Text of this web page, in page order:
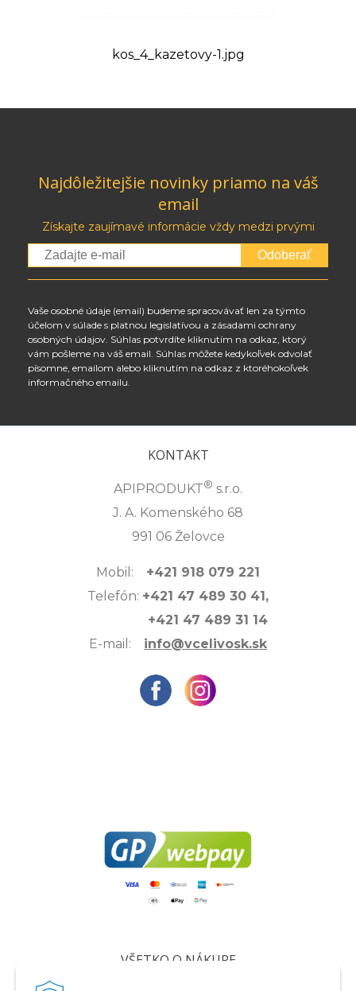
kos_4_kazetovy-1.jpg
Najdôležitejšie novinky priamo na váš
email
Získajte zaujímavé informácie vždy medzi prvými
Odoberať
Vaše osobné údaje (email) budeme spracovávať len za týmto
účelom v súlade s platnou legislatívou a zásadami ochrany
osobných údajov. Súhlas potvrdíte kliknutím na odkaz, ktorý
vám pošleme na váš email. Súhlas môžete kedykoľvek odvolať
písomne, emailom alebo kliknutím na odkaz z ktoréhokoľvek
informačného emailu.
KONTAKT
APIPRODUKT® s.r.o.
J. A. Komenského 68
991 06 Želovce
Mobil: +421 918 079 221
Telefón: +421 47 489 30 41,
+421 47 489 31 14
E-mail: info@vcelivosk.sk
VŠETKO O NÁKUPE